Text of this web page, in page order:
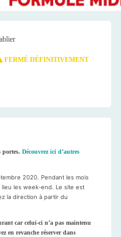
FERMÉ DÉFINITIVEMENT
portes. Découvrez ici d’autres
2020. Pendant les mois
les week-end. Le site est
la direction à partir du
car celui-ci n’a pas maintenu
en revanche réserver dans